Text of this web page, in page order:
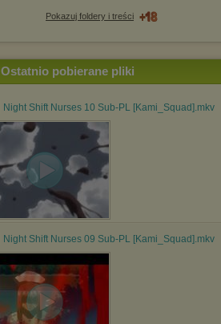
Pokazuj foldery i treści
Ostatnio pobierane pliki
Night Shift Nurses 10 Sub-PL [Kami_Squad].mkv
Night Shift Nurses 09 Sub-PL [Kami_Squad].mkv